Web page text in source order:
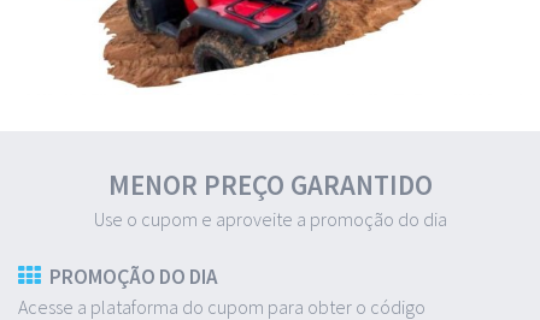
MENOR PREÇO GARANTIDO
Use o cupom e aproveite a promoção do dia
PROMOÇÃO DO DIA
Acesse a plataforma do cupom para obter o código